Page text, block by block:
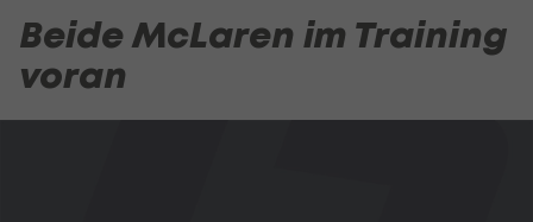
Beide McLaren im Training
voran